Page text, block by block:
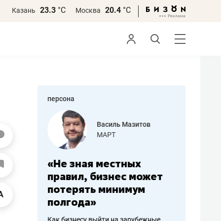
Казань 23.3 °С Москва 20.4 °С
персона
работа
Василь Мазитов
МАРТ
«Не зная местных
правил, бизнес может
потерять минимум
полгода»